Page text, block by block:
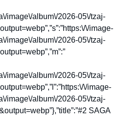
image\/album\/2026-05\/tzaj-
\/image-
image\/album\/2026-05\/tzaj-
image\/album\/2026-05\/tzaj-
\/image-
image\/album\/2026-05\/tzaj-
SAGA